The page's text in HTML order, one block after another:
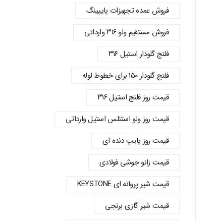
فروش عمده تجهیزات پایپینگ
فروش مستقیم ولو ۳۱۶ وارداتی
فلنج گلودار استیل ۳۱۶
فلنج گلودار ۱۵۰ برای خطوط لوله
قیمت روز فلنج استیل ۳۱۶
قیمت روز ولو استنلس استیل وارداتی
قیمت روز پایپ دنده‌ ای
قیمت زانو جوشی فولادی
قیمت شیر پروانه‌ ای KEYSTONE
قیمت شیر گازی برنجی